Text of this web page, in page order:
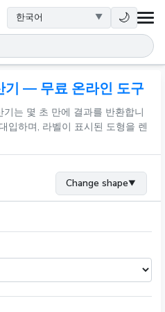
🌙
기 — 무료 온라인 도구
는 몇 초 만에 결과를 반환합니
입하며, 라벨이 표시된 도형을 렌
Change shape▼